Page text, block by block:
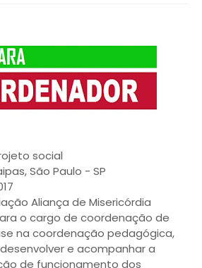
social
São Paulo - SP
Aliança de Misericórdia
o cargo de coordenação de
na coordenação pedagógica,
e acompanhar a
de funcionamento dos